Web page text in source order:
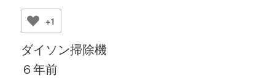
+1
ダイソン掃除機
６年前